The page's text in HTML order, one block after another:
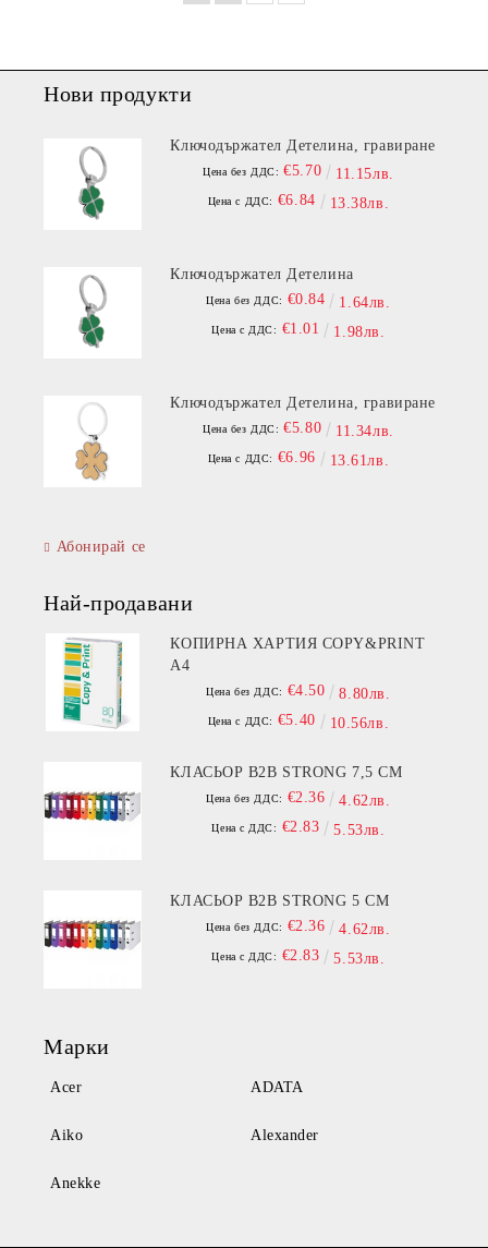
Нови продукти
Ключодържател Детелина, гравиране
Цена без ДДС: €5.70 11.15лв.
Цена с ДДС: €6.84 13.38лв.
Ключодържател Детелина
Цена без ДДС: €0.84 1.64лв.
Цена с ДДС: €1.01 1.98лв.
Ключодържател Детелина, гравиране
Цена без ДДС: €5.80 11.34лв.
Цена с ДДС: €6.96 13.61лв.
Абонирай се
Най-продавани
КОПИРНА ХАРТИЯ COPY&PRINT
A4
Цена без ДДС: €4.50 8.80лв.
Цена с ДДС: €5.40 10.56лв.
КЛАСЬОР B2B STRONG 7,5 СМ
Цена без ДДС: €2.36 4.62лв.
Цена с ДДС: €2.83 5.53лв.
КЛАСЬОР B2B STRONG 5 СМ
Цена без ДДС: €2.36 4.62лв.
Цена с ДДС: €2.83 5.53лв.
Марки
Acer ADATA
Aiko Alexander
Anekke